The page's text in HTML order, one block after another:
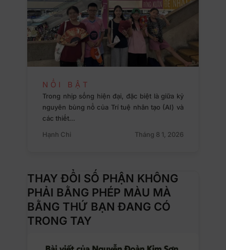
NỔI BẬT
Trong nhịp sống hiện đại, đặc biệt là giữa kỷ
nguyên bùng nổ của Trí tuệ nhân tạo (AI) và
các thiết…
Hạnh Chi
Tháng 8 1, 2026
THAY ĐỔI SỐ PHẬN KHÔNG
PHẢI BẰNG PHÉP MÀU MÀ
BẰNG THỨ BẠN ĐANG CÓ
TRONG TAY